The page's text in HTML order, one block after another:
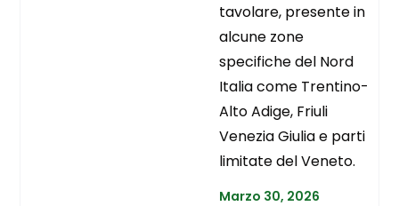
tavolare, presente in
alcune zone
specifiche del Nord
Italia come Trentino-
Alto Adige, Friuli
Venezia Giulia e parti
limitate del Veneto.
Marzo 30, 2026